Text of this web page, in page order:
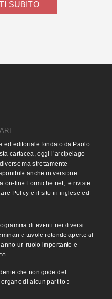
SUBITO
ed editoriale fondato da Paolo
cartacea, oggi l’arcipelago
ma strettamente
anche in versione
on-line Formiche.net, le riviste
Policy e il sito in inglese ed
di eventi nei diversi
e tavole rotonde aperte al
un ruolo importante e
che non gode del
di alcun partito o